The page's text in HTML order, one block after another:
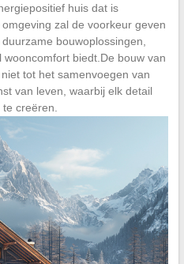
huis dat is
zal de voorkeur geven
bouwoplossingen,
biedt.De bouw van
tot het samenvoegen van
van leven, waarbij elk detail
creëren.